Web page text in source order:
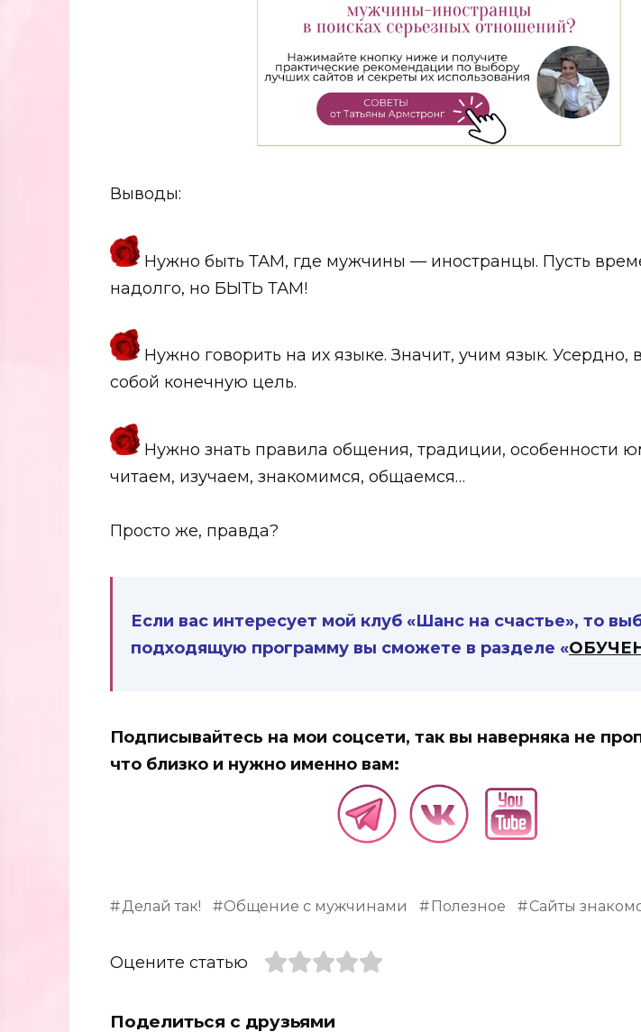
Выводы:
Нужно быть ТАМ, где мужчины — иностранцы. Пусть
надолго, но БЫТЬ ТАМ!
Нужно говорить на их языке. Значит, учим язык. Усердно,
собой конечную цель.
Нужно знать правила общения, традиции, особенности
читаем, изучаем, знакомимся, общаемся…
Просто же, правда?
Если вас интересует мой клуб «Шанс на счастье», то
подходящую программу вы сможете в разделе «
Подписывайтесь на мои соцсети, так вы наверняка не
что близко и нужно именно вам:
Делай так! Общение с мужчинами Полезное Сайты
Оцените статью
Поделиться с друзьями
СЕКРЕТЫ УСПЕШНЫХ
Где знакомиться, если вам
Как выбрать лучший сайт?
Как сделать идеальный